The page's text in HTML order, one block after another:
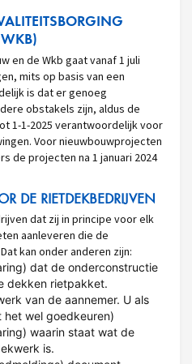
en de Wkb gaat vanaf 1 juli
mits op basis van een
is dat er genoeg
obstakels zijn, aldus de
1-1-2025 verantwoordelijk voor
Voor nieuwbouwprojecten
de projecten na 1 januari 2024
DE RIETDEKBEDRIJVEN
dat zij in principe voor elk
aanleveren die de
kan onder anderen zijn:
dat de onderconstructie
dekken rietpakket.
van de aannemer. U als
wel goedkeuren)
waarin staat wat de
is.